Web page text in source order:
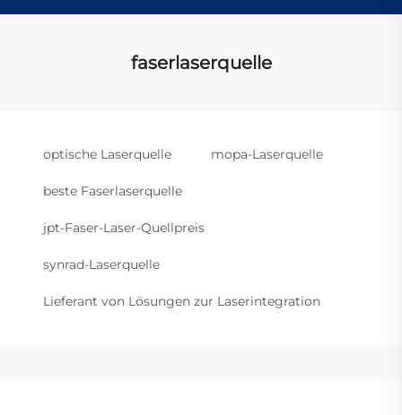
faserlaserquelle
optische Laserquelle mopa-Laserquelle
beste Faserlaserquelle
jpt-Faser-Laser-Quellpreis
synrad-Laserquelle
Lieferant von Lösungen zur Laserintegration